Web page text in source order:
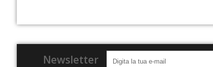
Newsletter